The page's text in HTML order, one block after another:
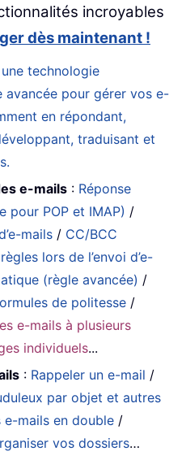
incroyables
dès maintenant !
technologie
avancée pour gérer vos e-
en répondant,
traduisant et
e-mails : Réponse
pour POP et IMAP) /
mails / CC/BCC
lors de l’envoi d’e-
(règle avancée) /
de politesse /
e-mails à plusieurs
individuels...
: Rappeler un e-mail /
par objet et autres
e-mails en double /
vos dossiers…